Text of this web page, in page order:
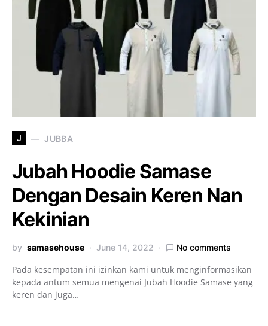
J JUBBA
Jubah Hoodie Samase
Dengan Desain Keren Nan
Kekinian
by samasehouse June 14, 2022 No comments
Pada kesempatan ini izinkan kami untuk menginformasikan
kepada antum semua mengenai Jubah Hoodie Samase yang
keren dan juga…